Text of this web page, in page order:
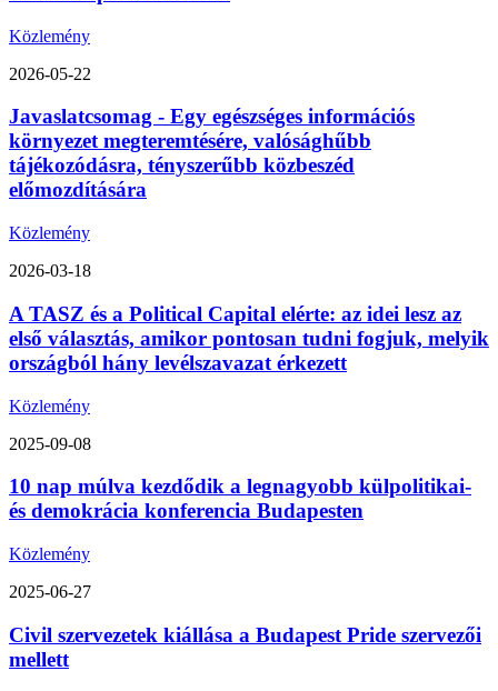
Közlemény
2026-05-22
Javaslatcsomag - Egy egészséges információs
környezet megteremtésére, valósághűbb
tájékozódásra, tényszerűbb közbeszéd
előmozdítására
Közlemény
2026-03-18
A TASZ és a Political Capital elérte: az idei lesz az
első választás, amikor pontosan tudni fogjuk, melyik
országból hány levélszavazat érkezett
Közlemény
2025-09-08
10 nap múlva kezdődik a legnagyobb külpolitikai-
és demokrácia konferencia Budapesten
Közlemény
2025-06-27
Civil szervezetek kiállása a Budapest Pride szervezői
mellett